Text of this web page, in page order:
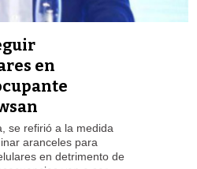
en
se refirió a la medida
aranceles para
en detrimento de